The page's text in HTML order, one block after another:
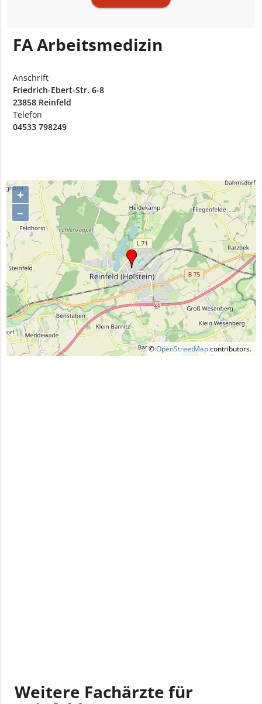
FA Arbeitsmedizin
Anschrift
Friedrich-Ebert-Str. 6-8
23858 Reinfeld
Telefon
04533 798249
+
–
©OpenStreetMapcontributors.
Weitere Fachärzte für